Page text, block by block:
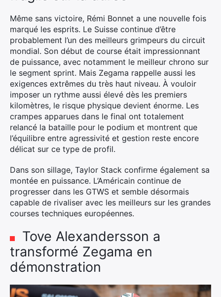
Même sans victoire, Rémi Bonnet a une nouvelle fois
marqué les esprits. Le Suisse continue d’être
probablement l’un des meilleurs grimpeurs du circuit
mondial. Son début de course était impressionnant
de puissance, avec notamment le meilleur chrono sur
le segment sprint. Mais Zegama rappelle aussi les
exigences extrêmes du très haut niveau. À vouloir
imposer un rythme aussi élevé dès les premiers
kilomètres, le risque physique devient énorme. Les
crampes apparues dans le final ont totalement
relancé la bataille pour le podium et montrent que
l’équilibre entre agressivité et gestion reste encore
délicat sur ce type de profil.
Dans son sillage, Taylor Stack confirme également sa
montée en puissance. L’Américain continue de
progresser dans les GTWS et semble désormais
capable de rivaliser avec les meilleurs sur les grandes
courses techniques européennes.
Tove Alexandersson a
transformé Zegama en
démonstration